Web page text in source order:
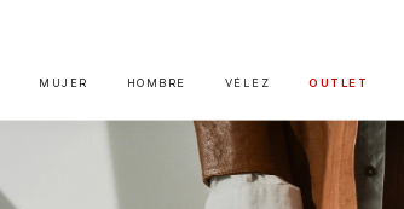
MUJER HOMBRE VÉLEZ OUTLET